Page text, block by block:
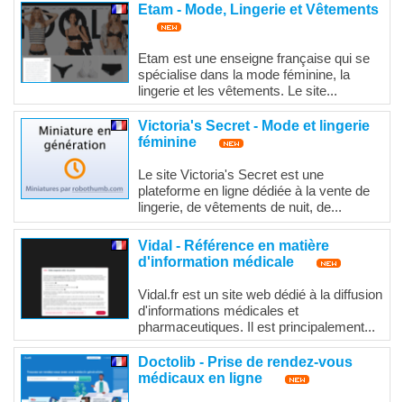
Etam - Mode, Lingerie et Vêtements
Etam est une enseigne française qui se
spécialise dans la mode féminine, la
lingerie et les vêtements. Le site...
Victoria's Secret - Mode et lingerie
féminine
Le site Victoria's Secret est une
plateforme en ligne dédiée à la vente de
lingerie, de vêtements de nuit, de...
Vidal - Référence en matière
d'information médicale
Vidal.fr est un site web dédié à la diffusion
d'informations médicales et
pharmaceutiques. Il est principalement...
Doctolib - Prise de rendez-vous
médicaux en ligne